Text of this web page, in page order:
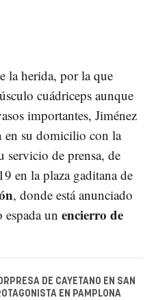
la herida, por la que
cuádriceps aunque
importantes, Jiménez
en su domicilio con la
servicio de prensa, de
en la plaza gaditana de
, donde está anunciado
un encierro de
DE CAYETANO EN SAN
EN PAMPLONA